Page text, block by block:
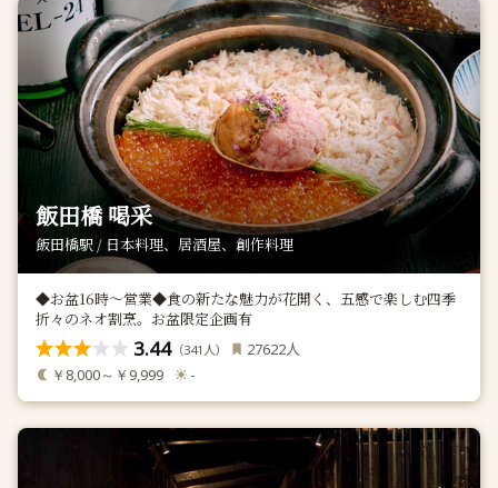
飯田橋 喝采
飯田橋駅 / 日本料理、居酒屋、創作料理
◆お盆16時〜営業◆食の新たな魅力が花開く、五感で楽しむ四季
折々のネオ割烹。お盆限定企画有
3.44（341 人） 27622人
￥8,000～￥9,999 -